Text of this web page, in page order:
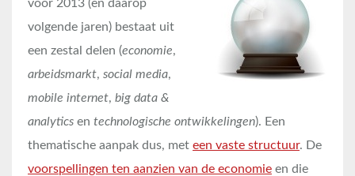
voor 2013 (en daarop
volgende jaren) bestaat uit
een zestal delen (economie,
arbeidsmarkt, social media,
mobile internet, big data &
analytics en technologische ontwikkelingen). Een
thematische aanpak dus, met een vaste structuur. De
voorspellingen ten aanzien van de economie en die